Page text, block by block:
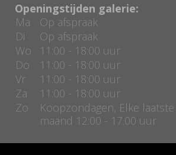
Openingstijden galerie:
Ma
Op afspraak
Di
Op afspraak
Wo
11:00 - 18:00 uur
Do
11:00 - 18:00 uur
Vr
11:00 - 18:00 uur
Za
11:00 - 18:00 uur
Zo
Koopzondagen, Elke
maand 12:00 - 17.00 uur